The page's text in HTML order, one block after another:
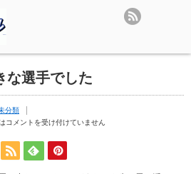
な選手でした
分類
コメントを受け付けていません